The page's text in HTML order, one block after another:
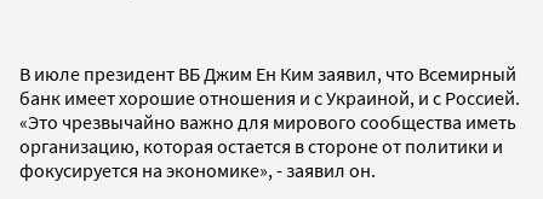
В июле президент ВБ Джим Ен Ким заявил, что Всемирный
банк имеет хорошие отношения и с Украиной, и с Россией.
«Это чрезвычайно важно для мирового сообщества иметь
организацию, которая остается в стороне от политики и
фокусируется на экономике», - заявил он.